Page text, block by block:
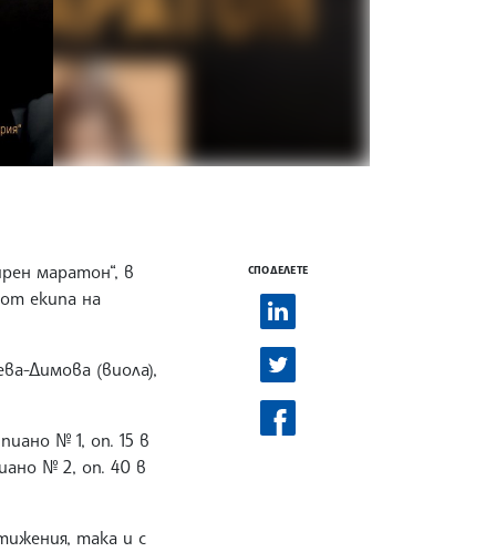
маратон“, в
екипа на
Димова (виола),
№ 1, оп. 15 в
№ 2, оп. 40 в
така и с
СПОДЕЛЕТЕ